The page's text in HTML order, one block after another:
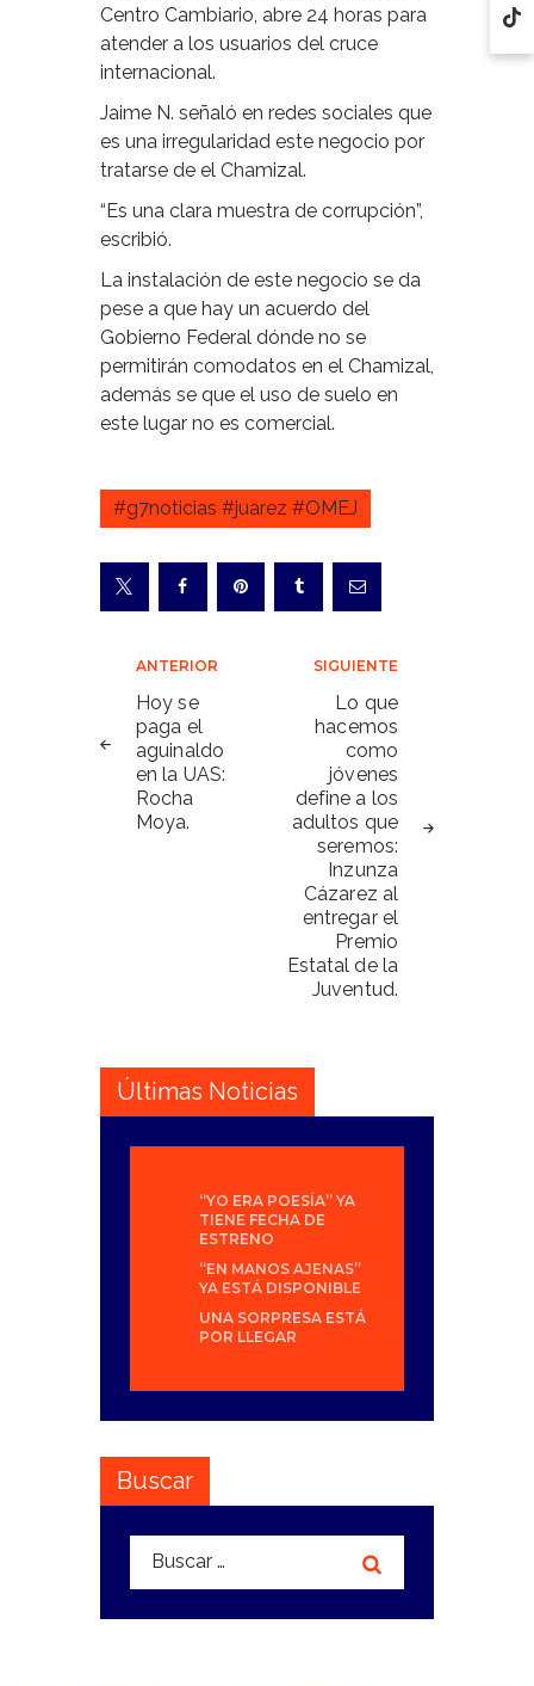
Centro Cambiario, abre 24 horas para
atender a los usuarios del cruce
internacional.
Jaime N. señaló en redes sociales que
es una irregularidad este negocio por
tratarse de el Chamizal.
“Es una clara muestra de corrupción”,
escribió.
La instalación de este negocio se da
pese a que hay un acuerdo del
Gobierno Federal dónde no se
permitirán comodatos en el Chamizal,
además se que el uso de suelo en
este lugar no es comercial.
#g7noticias #juarez #OMEJ
Navegación
de
entradas
ANTERIOR
Hoy se
paga el
aguinaldo
en la UAS:
Rocha
Moya.
SIGUIENTE
Lo que
hacemos
como
jóvenes
define a los
adultos que
seremos:
Inzunza
Cázarez al
entregar el
Premio
Estatal de la
Juventud.
Últimas Noticias
“YO ERA POESÍA” YA
TIENE FECHA DE
ESTRENO
“EN MANOS AJENAS”
YA ESTÁ DISPONIBLE
UNA SORPRESA ESTÁ
POR LLEGAR
Buscar
Buscar: